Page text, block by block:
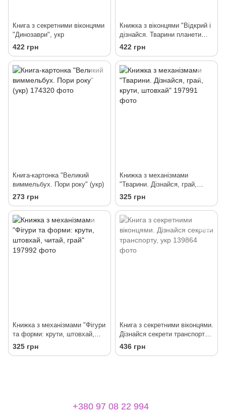
Книга з секретними віконцями
"Динозаври", укр
422 грн
Книжка з віконцями "Відкрий і
дізнайся. Тварини планети
Земля", укр
422 грн
Книга-картонка "Великий
виммельбух. Пори року" (укр)
273 грн
Книжка з механізмами
"Тварини. Дізнайся, грай,
крути, штовхай"
325 грн
Книжка з механізмами "Фігури
та форми: крути, штовхай,
читай, грай"
325 грн
Книга з секретними віконцями.
Дізнайся секрети транспорту,
укр
436 грн
+380 97 08 22 994